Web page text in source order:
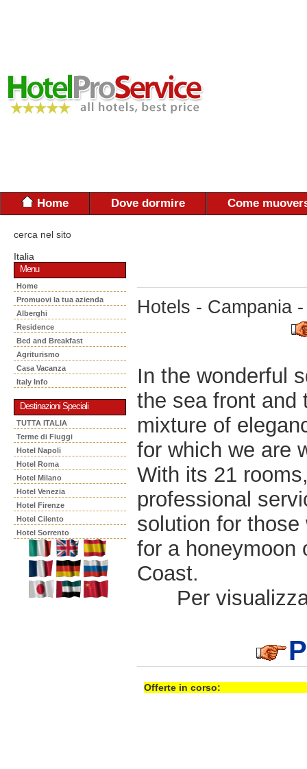
Home Dove dormire Come
cerca nel sito
Italia
Menu
Home
Promuovi la tua azienda
Alberghi
Residence
Bed and Breakfast
Agriturismo
Casa Vacanza
Italy Info
Destinazioni Speciali
TUTTA ITALIA
Terme di Fiuggi
Hotel Napoli
Hotel Roma
Hotel Milano
Hotel Venezia
Hotel Firenze
Hotel Cilento
Hotel Sorrento
Hotels - Campania
In the wonderful
the sea front and
mixture of
for which we are
With its 21
professional
solution for
for a honeymoon
Coast.
Per
Offerte in corso: